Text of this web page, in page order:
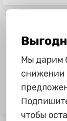
465 ₽
Смазка адгезионная
Мы дарим
снижении
чтобы